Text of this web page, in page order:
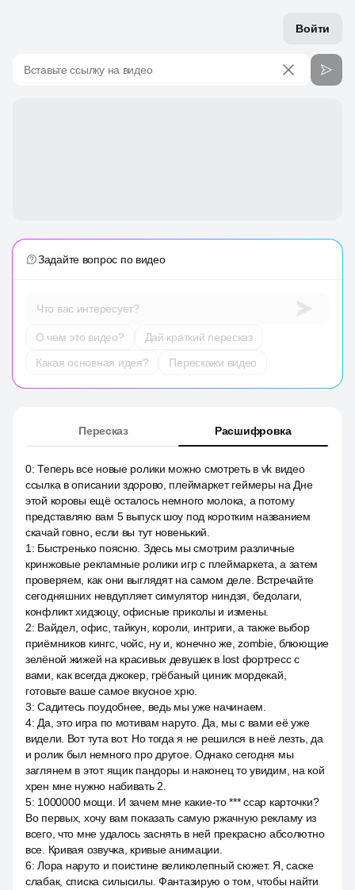
Войти
Вставьте ссылку на видео
Задайте вопрос по видео
Что вас интересует?
О чем это видео?
Дай краткий пересказ
Какая основная идея?
Перескажи видео
Пересказ Расшифровка
0:Теперь все новые ролики можно смотреть в vk видео
ссылка в описании здорово, плеймаркет геймеры на Дне
этой коровы ещё осталось немного молока, а потому
представляю вам 5 выпуск шоу под коротким названием
скачай говно, если вы тут новенький.
1 : Быстренько поясню. Здесь мы смотрим различные
кринжовые рекламные ролики игр с плеймаркета, а затем
проверяем, как они выглядят на самом деле. Встречайте
сегодняшних невдупляет симулятор ниндзя, бедолаги,
конфликт хидзюцу, офисные приколы и измены.
2: Вайдел, офис, тайкун, короли, интриги, а также выбор
приёмников кингс, чойс, ну и, конечно же, zombie, блюющие
зелёной жижей на красивых девушек в lost фортресс с
вами, как всегда джокер, грёбаный циник мордекай,
готовьте ваше самое вкусное хрю.
3:Садитесь поудобнее, ведь мы уже начинаем.
4: Да, это игра по мотивам наруто. Да, мы с вами её уже
видели. Вот тута вот. Но тогда я не решился в неё лезть, да
и ролик был немного про другое. Однако сегодня мы
заглянем в этот ящик пандоры и наконец то увидим, на кой
хрен мне нужно набивать 2.
5: 1000000 мощи. И зачем мне какие-то *** ссар карточки?
Во первых, хочу вам показать самую ржачную рекламу из
всего, что мне удалось заснять в ней прекрасно абсолютно
все. Кривая озвучка, кривые анимации.
6:Лора наруто и поистине великолепный сюжет. Я, саске
слабак, списка силысилы. Фантазирую о том, чтобы найти